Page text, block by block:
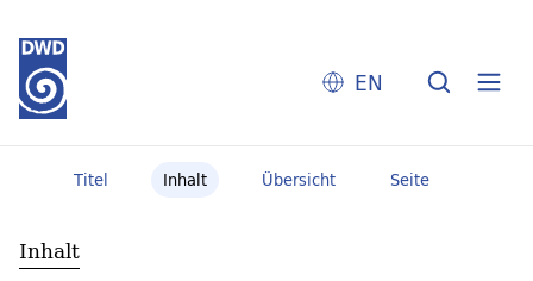
EN
Titel Inhalt Übersicht Seite
Inhalt